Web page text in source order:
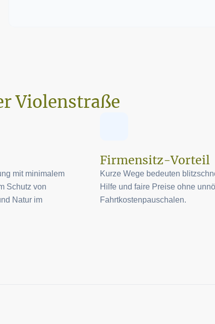
Violenstraße
mit minimalem
Schutz von
Natur im
Firmensitz-Vorteil
Kurze Wege bedeuten
Hilfe und faire Preise ohne
Fahrtkostenpauschalen.